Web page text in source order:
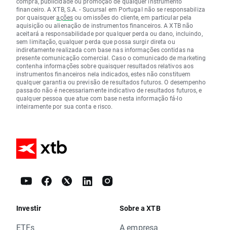
financeiro. A XTB, S.A. - Sucursal em Portugal não se responsabiliza
por quaisqueraçõesou omissões do cliente, em particular pela
aquisição ou alienação de instrumentos financeiros. A XTB não
aceitará a responsabilidade por qualquer perda ou dano, incluindo,
sem limitação, qualquer perda que possa surgir direta ou
indiretamente realizada com base nas informações contidas na
presente comunicação comercial. Caso o comunicado de marketing
contenha informações sobre quaisquer resultados relativos aos
instrumentos financeiros nela indicados, estes não constituem
qualquer garantia ou previsão de resultados futuros. O desempenho
passado não é necessariamente indicativo de resultados futuros, e
qualquer pessoa que atue com base nesta informação fá-lo
inteiramente por sua conta e risco.
Investir
ETFs
Sobre a XTB
A empresa